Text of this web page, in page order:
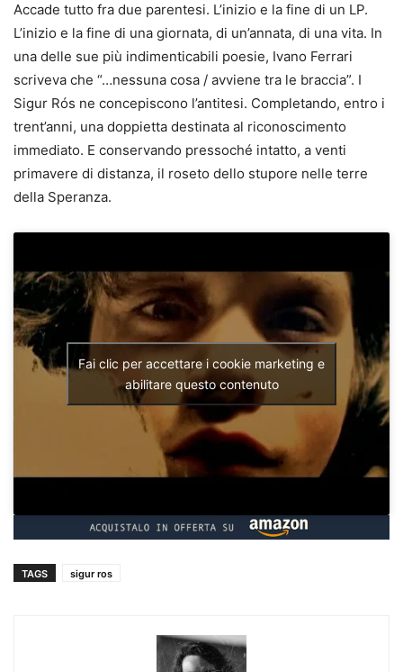
Accade tutto fra due parentesi. L’inizio e la fine di un LP.
L’inizio e la fine di una giornata, di un’annata, di una vita. In
una delle sue più indimenticabili poesie, Ivano Ferrari
scriveva che “…nessuna cosa / avviene tra le braccia”. I
Sigur Rós ne concepiscono l’antitesi. Completando, entro i
trent’anni, una doppietta destinata al riconoscimento
immediato. E conservando pressoché intatto, a venti
primavere di distanza, il roseto dello stupore nelle terre
della Speranza.
Fai clic per accettare i cookie marketing e
abilitare questo contenuto
TAGS sigur ros